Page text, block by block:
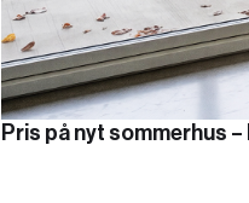
Pris på nyt sommerhus